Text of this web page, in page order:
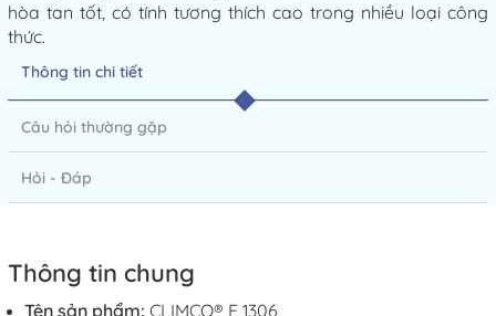
hòa tan tốt, có tính tương thích cao trong nhiều loại công
thức.
Thông tin chi tiết
Câu hỏi thường gặp
Hỏi - Đáp
Thông tin chung
Tên sản phẩm: CLIMCO® E 1306